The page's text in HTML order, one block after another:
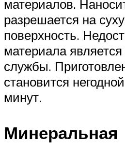
материалов.
разрешается на
поверхность.
материала
службы.
становится
минут.
Минеральная